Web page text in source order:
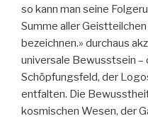
so kann man seine
Summe aller
bezeichnen.» durchaus
universale Bewusstsein
Schöpfungsfeld, der
entfalten. Die
kosmischen Wesen, der